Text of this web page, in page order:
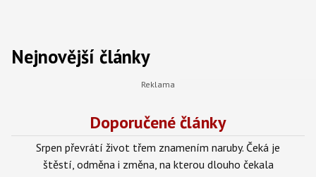
Nejnovější články
Doporučené články
Srpen převrátí život třem znamením naruby. Čeká je
štěstí, odměna i změna, na kterou dlouho čekala